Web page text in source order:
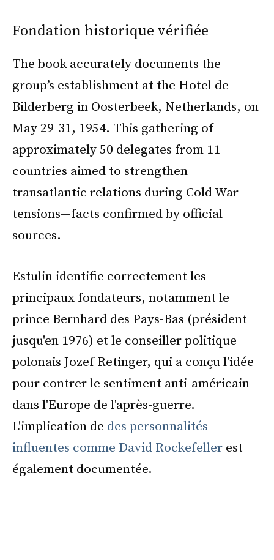
Fondation historique vérifiée
The book accurately documents the
group’s establishment at the Hotel de
Bilderberg in Oosterbeek, Netherlands, on
May 29-31, 1954. This gathering of
approximately 50 delegates from 11
countries aimed to strengthen
transatlantic relations during Cold War
tensions—facts confirmed by official
sources.
Estulin identifie correctement les
principaux fondateurs, notamment le
prince Bernhard des Pays-Bas (président
jusqu'en 1976) et le conseiller politique
polonais Jozef Retinger, qui a conçu l'idée
pour contrer le sentiment anti-américain
dans l'Europe de l'après-guerre.
L'implication de des personnalités
influentes comme David Rockefeller est
également documentée.